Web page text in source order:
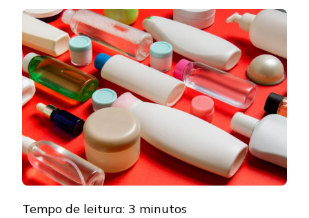
DE
EM
TABOÃO
DA
SERRA
Tempo de leitura: 3 minutos